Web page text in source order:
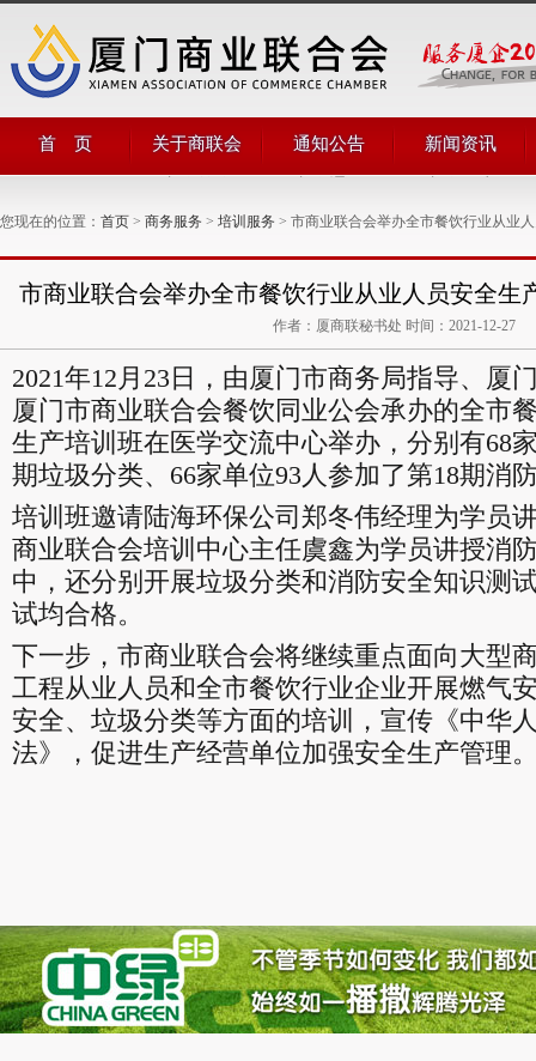
首 页 关于商联会
管理团队
商会章程
通知公告 新闻资讯
商联简讯
您现在的位置： 首页 > 商务服务 > 培训服务 > 市商业联合会举办全市餐饮行业从业
市商业联合会举办全市餐饮行业从业人员安全生
作者：厦商联秘书处 时间：2021-12-27
2021年12月23日，由厦门市商务局指导、厦
厦门市商业联合会餐饮同业公会承办的全市
生产培训班在医学交流中心举办，分别有68
期垃圾分类、66家单位93人参加了第18期消
培训班邀请陆海环保公司郑冬伟经理为学员
商业联合会培训中心主任虞鑫为学员讲授消
中，还分别开展垃圾分类和消防安全知识测
试均合格。
下一步，市商业联合会将继续重点面向大型
工程从业人员和全市餐饮行业企业开展燃气
安全、垃圾分类等方面的培训，宣传《中华
法》，促进生产经营单位加强安全生产管理